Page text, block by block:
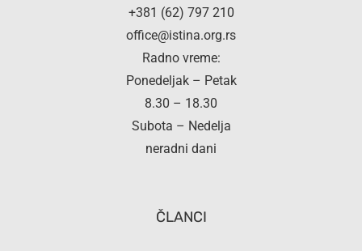
+381 (62) 797 210
office@istina.org.rs
Radno vreme:
Ponedeljak – Petak
8.30 – 18.30
Subota – Nedelja
neradni dani
ČLANCI